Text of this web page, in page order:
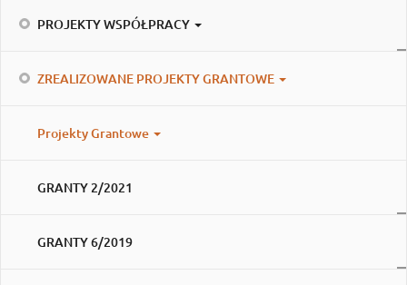
PROJEKTY WSPÓŁPRACY
ZREALIZOWANE PROJEKTY GRANTOWE
Projekty Grantowe
GRANTY 2/2021
GRANTY 6/2019